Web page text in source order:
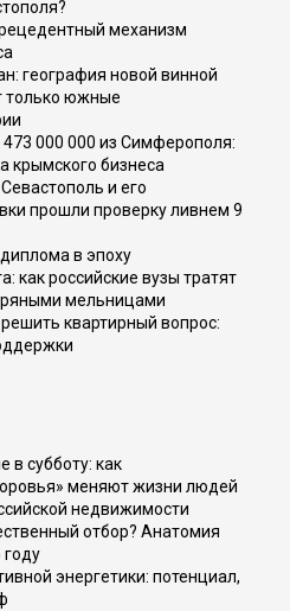
механизм
география новой винной
только южные
000 000 из Симферополя:
крымского бизнеса
и его
прошли проверку ливнем 9
в эпоху
как российские вузы тратят
мельницами
квартирный вопрос:
в субботу: как
меняют жизни людей
недвижимости
отбор? Анатомия
году
энергетики: потенциал,